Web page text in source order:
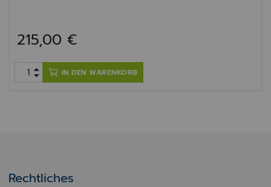
215,00 €
IN DEN WARENKORB
Rechtliches